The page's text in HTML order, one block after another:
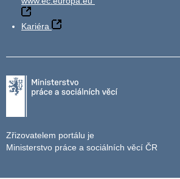
Kariéra
Zřizovatelem portálu je
Ministerstvo práce a sociálních věcí ČR